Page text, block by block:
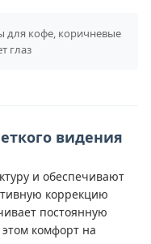
для кофе, коричневые
глаз
видения
и обеспечивают
коррекцию
постоянную
комфорт на